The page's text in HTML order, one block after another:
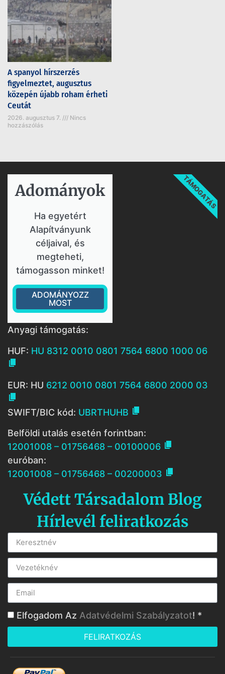
A spanyol hírszerzés
figyelmeztet, augusztus
közepén újabb roham érheti
Ceutát
2026. augusztus 7.
Nincs
hozzászólás
Adományok​
Ha egyetért
Alapítványunk
céljaival, és
megteheti,
támogasson minket!
ADOMÁNYOZZ
MOST
TÁMOGATÁS
Anyagi támogatás:
HUF: HU 8312 0010 0801 7564 6800 1000 06

EUR: HU 6212 0010 0801 7564 6800 2000 03

SWIFT/BIC kód: UBRTHUHB 
Belföldi utalás esetén forintban:
12001008 – 01756468 – 00100006 
euróban:
12001008 – 01756468 – 00200003 
Védett Társadalom Blog
Hírlevél feliratkozás
Elfogadom Az Adatvédelmi Szabályzatot! *
FELIRATKOZÁS